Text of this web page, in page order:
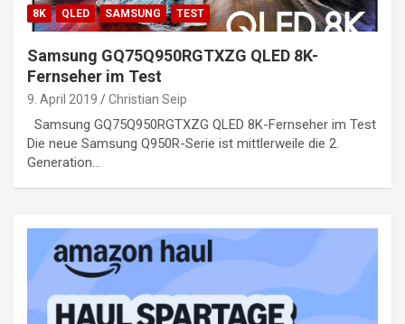
8K QLED SAMSUNG TEST
Samsung GQ75Q950RGTXZG QLED 8K-
Fernseher im Test
9. April 2019 Christian Seip
Samsung GQ75Q950RGTXZG QLED 8K-Fernseher im Test
Die neue Samsung Q950R-Serie ist mittlerweile die 2.
Generation…